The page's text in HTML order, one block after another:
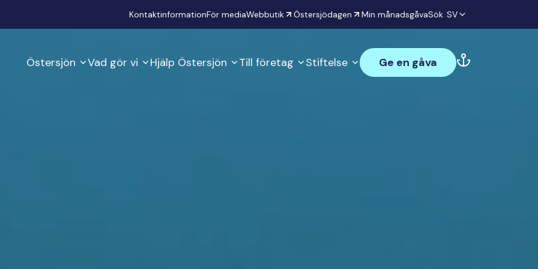
KontaktinformationFör mediaWebbutik Östersjödagen Min månadsgåvaSök SV
Östersjön Vad gör vi Hjälp Östersjön Till företag Stiftelse Ge en gåva